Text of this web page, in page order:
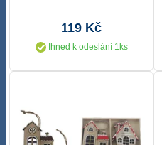
119 Kč
Ihned k odeslání 1ks